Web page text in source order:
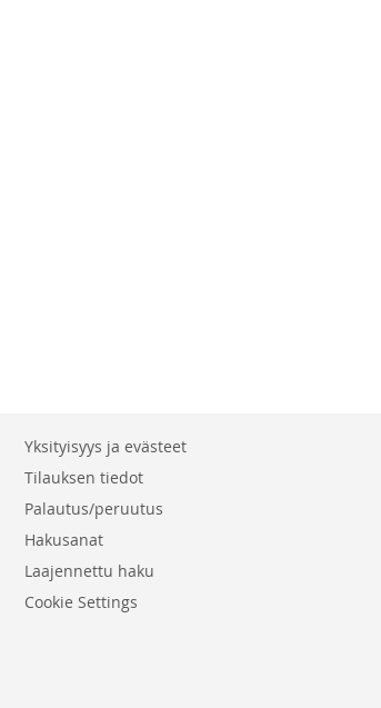
Yksityisyys ja evästeet
Tilauksen tiedot
Palautus/peruutus
Hakusanat
Laajennettu haku
Cookie Settings